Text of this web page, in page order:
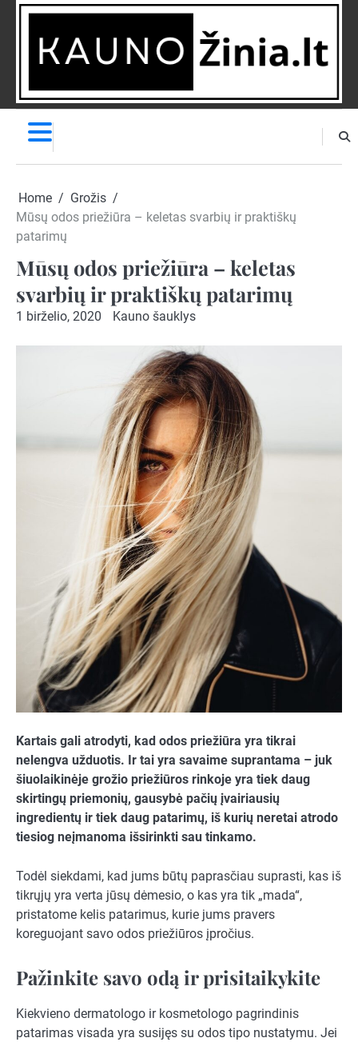
Skip
NAUJIENĄ
Home
Grožis
Mūsų odos priežiūra – keletas svarbių ir praktiškų
patarimų
Mūsų odos priežiūra – keletas
svarbių ir praktiškų patarimų
1 birželio, 2020 Kauno šauklys
Kartais gali atrodyti, kad odos priežiūra yra tikrai
nelengva užduotis. Ir tai yra savaime suprantama – juk
šiuolaikinėje grožio priežiūros rinkoje yra tiek daug
skirtingų priemonių, gausybė pačių įvairiausių
ingredientų ir tiek daug patarimų, iš kurių neretai atrodo
tiesiog neįmanoma išsirinkti sau tinkamo.
Todėl siekdami, kad jums būtų paprasčiau suprasti, kas iš
tikrųjų yra verta jūsų dėmesio, o kas yra tik „mada“,
pristatome kelis patarimus, kurie jums pravers
koreguojant savo odos priežiūros įpročius.
Pažinkite savo odą ir prisitaikykite
Kiekvieno dermatologo ir kosmetologo pagrindinis
patarimas visada yra susijęs su odos tipo nustatymu. Jei